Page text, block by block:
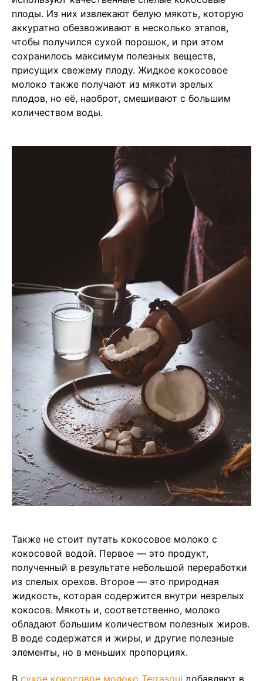
плоды. Из них извлекают белую мякоть, которую
аккуратно обезвоживают в несколько этапов,
чтобы получился сухой порошок, и при этом
сохранилось максимум полезных веществ,
присущих свежему плоду. Жидкое кокосовое
молоко также получают из мякоти зрелых
плодов, но её, наоброт, смешивают с большим
количеством воды.
Также не стоит путать кокосовое молоко с
кокосовой водой. Первое — это продукт,
полученный в результате небольшой переработки
из спелых орехов. Второе — это природная
жидкость, которая содержится внутри незрелых
кокосов. Мякоть и, соответственно, молоко
обладают большим количеством полезных жиров.
В воде содержатся и жиры, и другие полезные
элементы, но в меньших пропорциях.